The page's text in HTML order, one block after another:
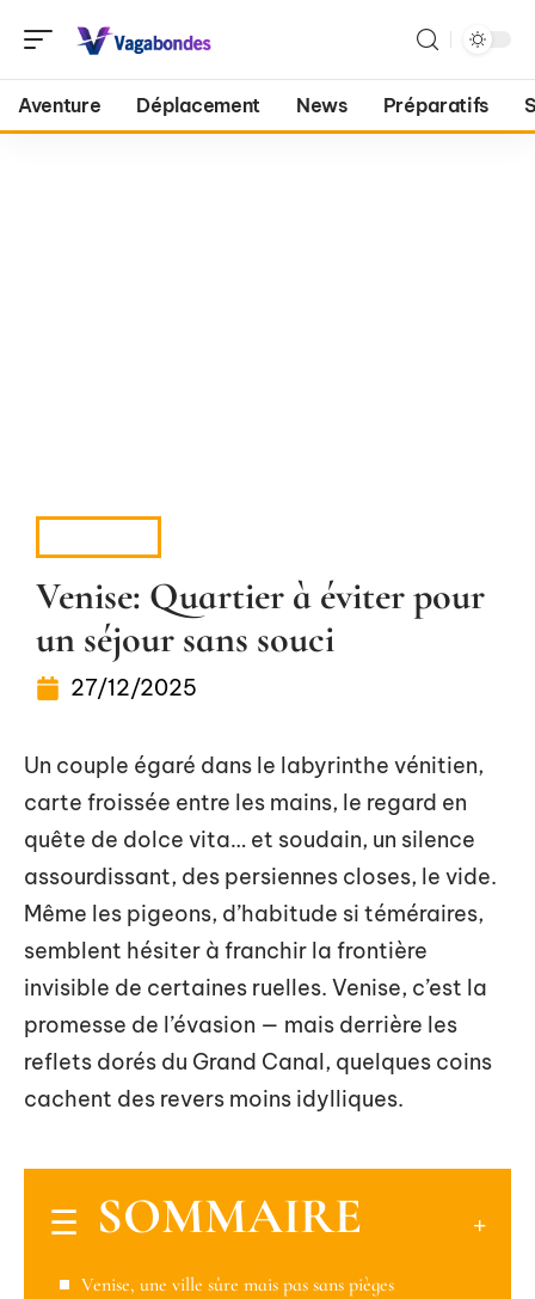
Aventure Déplacement News Préparatifs
Venise: Quartier à éviter pour
un séjour sans souci
27/12/2025
Un couple égaré dans le labyrinthe vénitien,
carte froissée entre les mains, le regard en
quête de dolce vita… et soudain, un silence
assourdissant, des persiennes closes, le vide.
Même les pigeons, d’habitude si téméraires,
semblent hésiter à franchir la frontière
invisible de certaines ruelles. Venise, c’est la
promesse de l’évasion — mais derrière les
reflets dorés du Grand Canal, quelques coins
cachent des revers moins idylliques.
SOMMAIRE
Venise, une ville sûre mais pas sans pièges